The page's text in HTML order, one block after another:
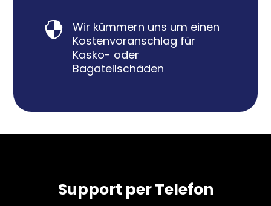

Wir kümmern uns um einen
Kostenvoranschlag für
Kasko- oder
Bagatellschäden
Support per Telefon